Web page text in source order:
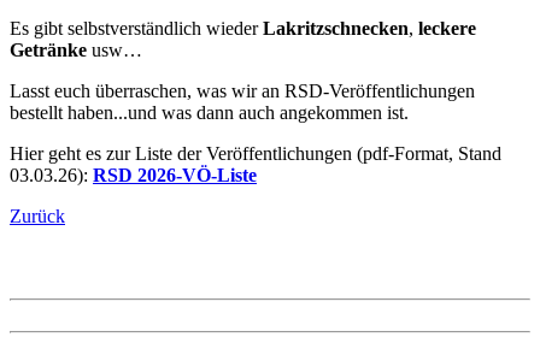
Es gibt selbstverständlich wiederLakritzschnecken, leckere
Getränke usw…
Lasst euch überraschen, was wir an RSD-Veröffentlichungen
bestellt haben...und was dann auch angekommen ist.
Hier geht es zur Liste der Veröffentlichungen (pdf-Format, Stand
03.03.26): RSD 2026-VÖ-Liste
Zurück